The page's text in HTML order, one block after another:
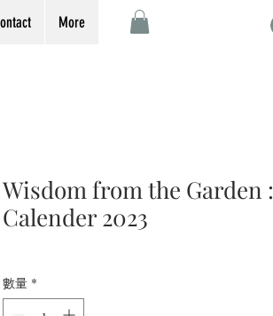
More
Wisdom from the Garden :
Calender 2023
數量 *